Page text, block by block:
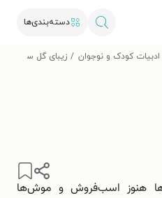
دسته‌بندی‌ها
ادبیات کودک و نوجوان زیبای گل سرخ
هنوز اسب‌فروش و موش‌ها